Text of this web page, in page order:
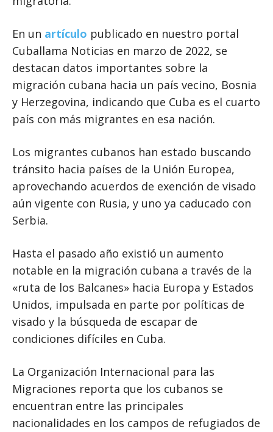
En un artículo publicado en nuestro portal
Cuballama Noticias en marzo de 2022, se
destacan datos importantes sobre la
migración cubana hacia un país vecino, Bosnia
y Herzegovina, indicando que Cuba es el cuarto
país con más migrantes en esa nación.
Los migrantes cubanos han estado buscando
tránsito hacia países de la Unión Europea,
aprovechando acuerdos de exención de visado
aún vigente con Rusia, y uno ya caducado con
Serbia.
Hasta el pasado año existió un aumento
notable en la migración cubana a través de la
«ruta de los Balcanes» hacia Europa y Estados
Unidos, impulsada en parte por políticas de
visado y la búsqueda de escapar de
condiciones difíciles en Cuba.
La Organización Internacional para las
Migraciones reporta que los cubanos se
encuentran entre las principales
nacionalidades en los campos de refugiados de